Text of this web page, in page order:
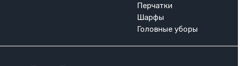
Перчатки
Шарфы
Головные уборы